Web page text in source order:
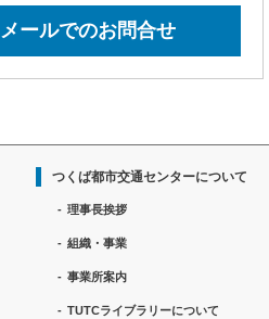
メールでのお問合せ
つくば都市交通センターについて
理事長挨拶
組織・事業
事業所案内
TUTCライブラリーについて